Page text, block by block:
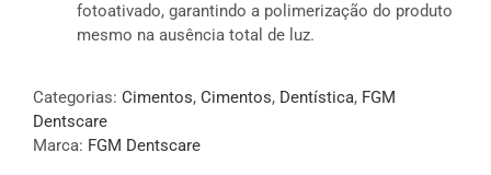
fotoativado, garantindo a polimerização do produto
mesmo na ausência total de luz.
Categorias: Cimentos, Cimentos, Dentística, FGM
Dentscare
Marca: FGM Dentscare